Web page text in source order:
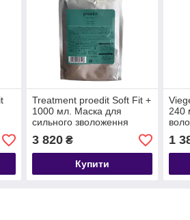
Treatment proedit Soft Fit +
1000 мл. Маска для
сильного зволоження
3 820₴
Купити
240
1